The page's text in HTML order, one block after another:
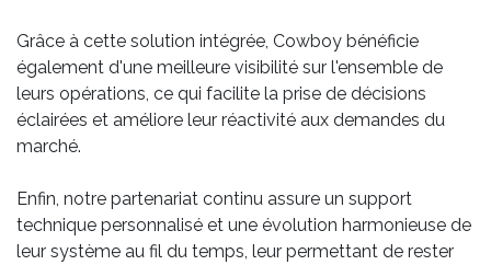
Grâce à cette solution intégrée, Cowboy bénéficie
également d'une meilleure visibilité sur l'ensemble de
leurs opérations, ce qui facilite la prise de décisions
éclairées et améliore leur réactivité aux demandes du
marché.
Enfin, notre partenariat continu assure un support
technique personnalisé et une évolution harmonieuse de
leur système au fil du temps, leur permettant de rester